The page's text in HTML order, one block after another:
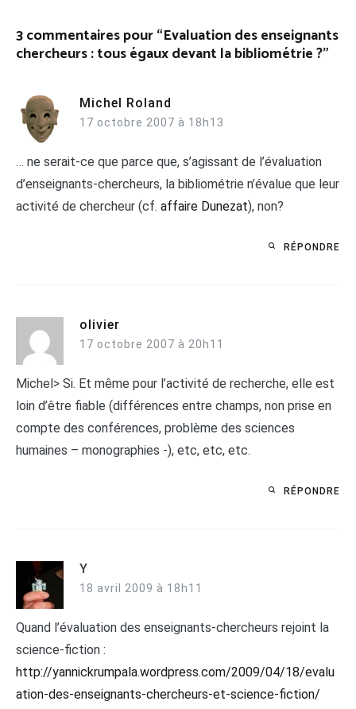
3 commentaires pour “Evaluation des enseignants
chercheurs : tous égaux devant la bibliométrie ?”
Michel Roland
17 octobre 2007 à 18h13
… ne serait-ce que parce que, s’agissant de l’évaluation
d’enseignants-chercheurs, la bibliométrie n’évalue que leur
activité de chercheur (cf. affaire Dunezat), non?
RÉPONDRE
olivier
17 octobre 2007 à 20h11
Michel> Si. Et même pour l’activité de recherche, elle est
loin d’être fiable (différences entre champs, non prise en
compte des conférences, problème des sciences
humaines – monographies -), etc, etc, etc.
RÉPONDRE
Y
18 avril 2009 à 18h11
Quand l’évaluation des enseignants-chercheurs rejoint la
science-fiction :
http://yannickrumpala.wordpress.com/2009/04/18/evalu
ation-des-enseignants-chercheurs-et-science-fiction/